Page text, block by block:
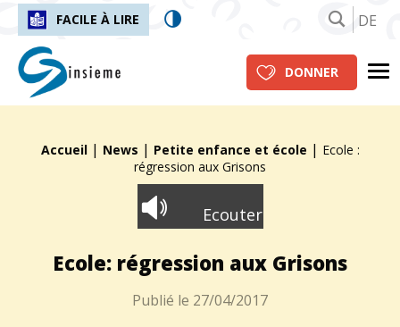
FACILE À LIRE DE
insieme.ch
DONNER
Fil d'Ariane :
Accueil | News | Petite enfance et école | Ecole :
régression aux Grisons
Ecouter
Ecole: régression aux Grisons
Publié le 27/04/2017